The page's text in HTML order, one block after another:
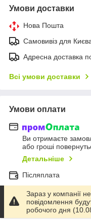
Умови доставки
Нова Пошта
Самовивіз для
Адресна доставка
Всі умови доставки
Умови оплати
Ви отримаєте
або гроші
Детальніше
Післяплата
Оплата на рахунок
Онлайн-оплата
Зараз у компанії
повідомлення
робочого дня